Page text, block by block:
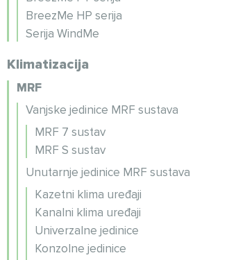
BreezMe HP serija
Serija WindMe
Klimatizacija
MRF
Vanjske jedinice MRF sustava
MRF 7 sustav
MRF S sustav
Unutarnje jedinice MRF sustava
Kazetni klima uređaji
Kanalni klima uređaji
Univerzalne jedinice
Konzolne jedinice